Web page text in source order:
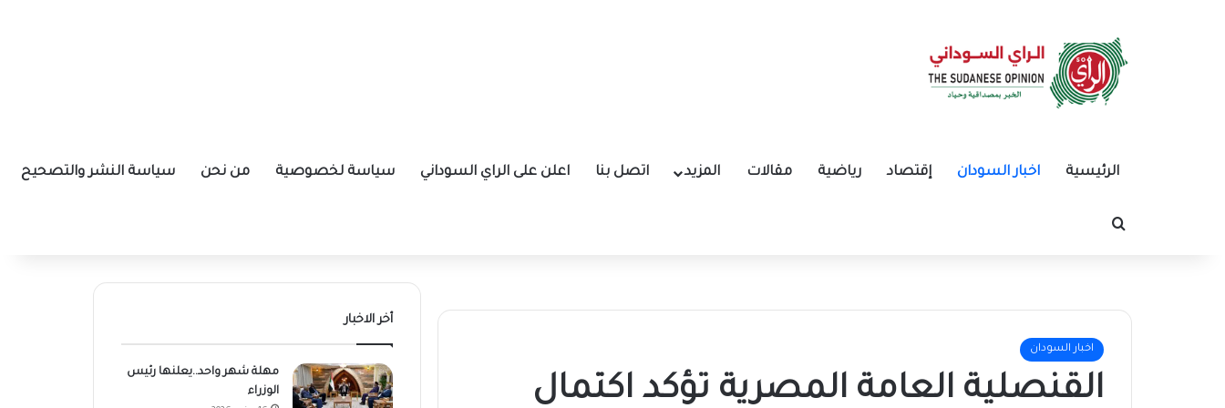
الرئيسية اخبار السودان إقتصاد رياضية مقالات المزيد اتصل بنا اعلن على الراي السوداني سياسة لخصوصية من نحن سياسة النشر والتصحيح
بحث عن
اخبار السودان
القنصلية العامة المصرية تؤكد اكتمال
أخر الاخبار
مهلة شهر واحد..يعلنها رئيس
الوزراء